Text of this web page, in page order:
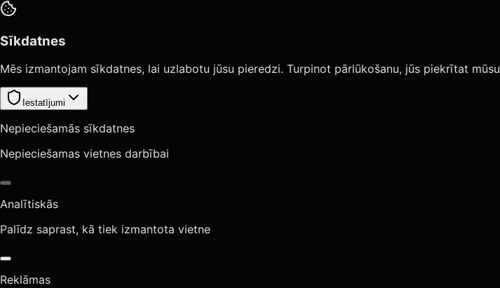
Sīkdatnes
Mēs izmantojam sīkdatnes, lai uzlabotu jūsu pieredzi. Turpinot pārlūkošanu, jūs piekrītat mūsu
Iestatījumi
Nepieciešamās sīkdatnes
Nepieciešamas vietnes darbībai
Analītiskās
Palīdz saprast, kā tiek izmantota vietne
Reklāmas